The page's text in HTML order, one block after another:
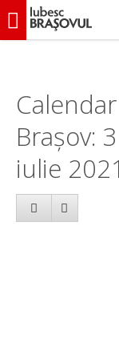
iubescbraşovul.ro
Brașov:
iulie 2021